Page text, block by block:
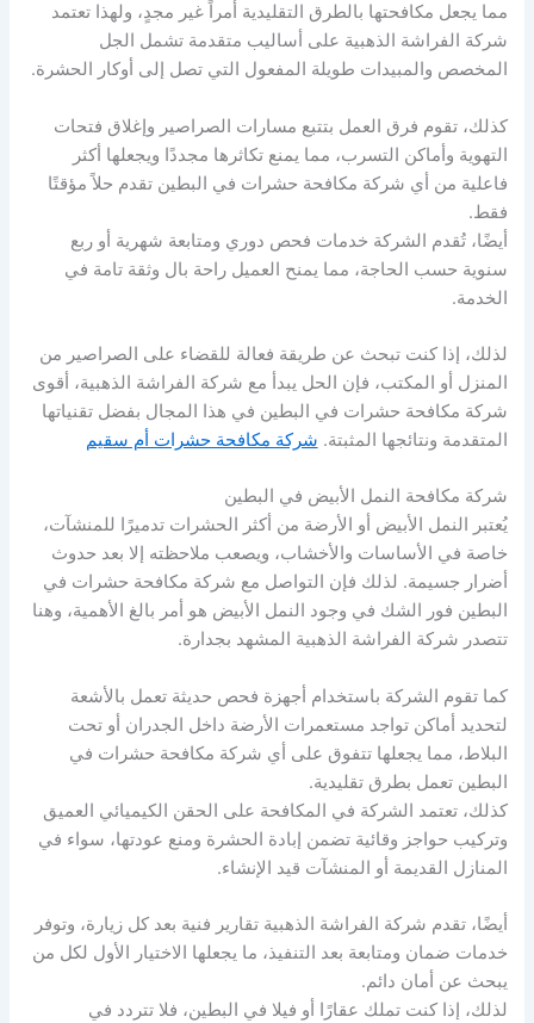
مما يجعل مكافحتها بالطرق التقليدية أمراً غير مجدٍ، ولهذا تعتمد
شركة الفراشة الذهبية على أساليب متقدمة تشمل الجل
المخصص والمبيدات طويلة المفعول التي تصل إلى أوكار الحشرة.
كذلك، تقوم فرق العمل بتتبع مسارات الصراصير وإغلاق فتحات
التهوية وأماكن التسرب، مما يمنع تكاثرها مجددًا ويجعلها أكثر
فاعلية من أي شركة مكافحة حشرات في البطين تقدم حلاً مؤقتًا
فقط.
أيضًا، تُقدم الشركة خدمات فحص دوري ومتابعة شهرية أو ربع
سنوية حسب الحاجة، مما يمنح العميل راحة بال وثقة تامة في
الخدمة.
لذلك، إذا كنت تبحث عن طريقة فعالة للقضاء على الصراصير من
المنزل أو المكتب، فإن الحل يبدأ مع شركة الفراشة الذهبية، أقوى
شركة مكافحة حشرات في البطين في هذا المجال بفضل تقنياتها
المتقدمة ونتائجها المثبتة. شركة مكافحة حشرات أم سقيم
شركة مكافحة النمل الأبيض في البطين
يُعتبر النمل الأبيض أو الأرضة من أكثر الحشرات تدميرًا للمنشآت،
خاصة في الأساسات والأخشاب، ويصعب ملاحظته إلا بعد حدوث
أضرار جسيمة. لذلك فإن التواصل مع شركة مكافحة حشرات في
البطين فور الشك في وجود النمل الأبيض هو أمر بالغ الأهمية، وهنا
تتصدر شركة الفراشة الذهبية المشهد بجدارة.
كما تقوم الشركة باستخدام أجهزة فحص حديثة تعمل بالأشعة
لتحديد أماكن تواجد مستعمرات الأرضة داخل الجدران أو تحت
البلاط، مما يجعلها تتفوق على أي شركة مكافحة حشرات في
البطين تعمل بطرق تقليدية.
كذلك، تعتمد الشركة في المكافحة على الحقن الكيميائي العميق
وتركيب حواجز وقائية تضمن إبادة الحشرة ومنع عودتها، سواء في
المنازل القديمة أو المنشآت قيد الإنشاء.
أيضًا، تقدم شركة الفراشة الذهبية تقارير فنية بعد كل زيارة، وتوفر
خدمات ضمان ومتابعة بعد التنفيذ، ما يجعلها الاختيار الأول لكل من
يبحث عن أمان دائم.
لذلك، إذا كنت تملك عقارًا أو فيلا في البطين، فلا تتردد في